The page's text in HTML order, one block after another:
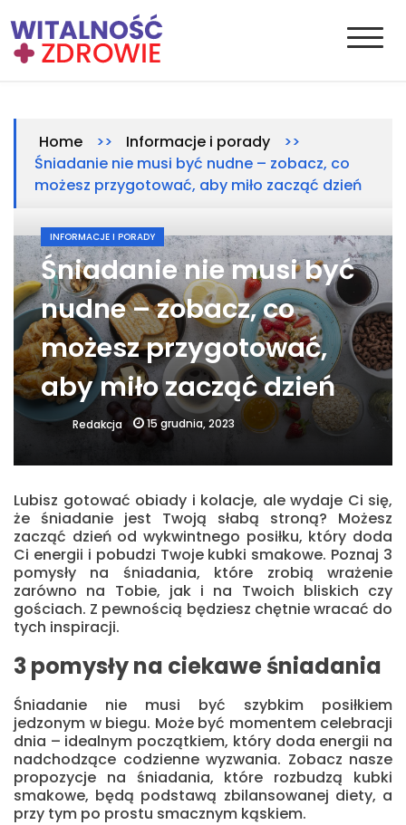
to
content
Home >> Informacje i porady
>>
Śniadanie nie musi być nudne – zobacz, co
możesz przygotować, aby miło zacząć dzień
INFORMACJE I PORADY
Śniadanie nie musi być
nudne – zobacz, co
możesz przygotować,
aby miło zacząć dzień
Redakcja 15 grudnia, 2023
Lubisz gotować obiady i kolacje, ale wydaje Ci się,
że śniadanie jest Twoją słabą stroną? Możesz
zacząć dzień od wykwintnego posiłku, który doda
Ci energii i pobudzi Twoje kubki smakowe. Poznaj 3
pomysły na śniadania, które zrobią wrażenie
zarówno na Tobie, jak i na Twoich bliskich czy
gościach. Z pewnością będziesz chętnie wracać do
tych inspiracji.
3 pomysły na ciekawe śniadania
Śniadanie nie musi być szybkim posiłkiem
jedzonym w biegu. Może być momentem celebracji
dnia – idealnym początkiem, który doda energii na
nadchodzące codzienne wyzwania. Zobacz nasze
propozycje na śniadania, które rozbudzą kubki
smakowe, będą podstawą zbilansowanej diety, a
przy tym po prostu smacznym kąskiem.